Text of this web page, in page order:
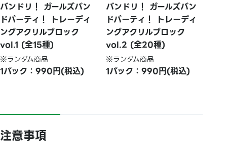
バンドリ！ ガールズバン
ドパーティ！ トレーディ
ングアクリルブロック
vol.1 (全15種)
※ランダム商品
1パック：990円(税込)
バンドリ！ ガールズバン
ドパーティ！ トレーディ
ングアクリルブロック
vol.2 (全20種)
※ランダム商品
1パック：990円(税込)
注意事項